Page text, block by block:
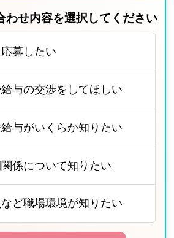
わせ内容を選択してください
募したい
与の交渉をしてほしい
与がいくらか知りたい
係について知りたい
ど職場環境が知りたい